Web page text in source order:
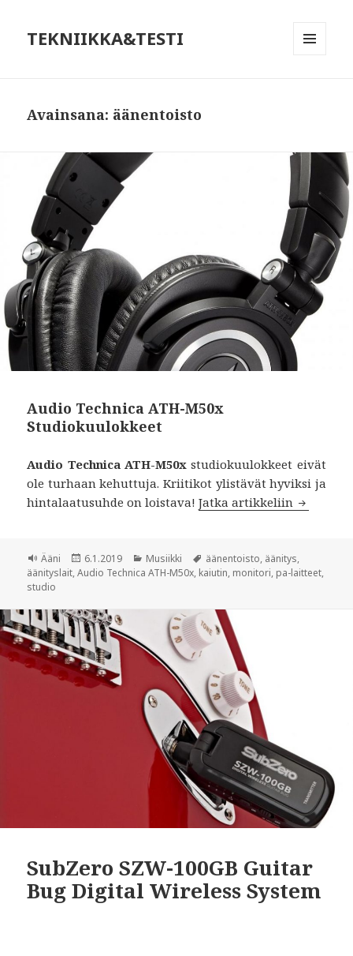
TEKNIIKKA&TESTI
Avainsana: äänentoisto
Audio Technica ATH-M50x
Studiokuulokkeet
Audio Technica ATH-M50x studiokuulokkeet eivät
ole turhaan kehuttuja. Kriitikot ylistävät hyviksi ja
hintalaatusuhde on loistava!Jatka artikkeliin Audio
Muoto
Ääni Julkaistu
6.1.2019 Kategoriat
Musiikki Avainsanat
äänentoisto, äänitys,
äänityslait,Audio Technica ATH-M50x, kaiutin, monitori, pa-laitteet,
studio
SubZero SZW-100GB Guitar
Bug Digital Wireless System